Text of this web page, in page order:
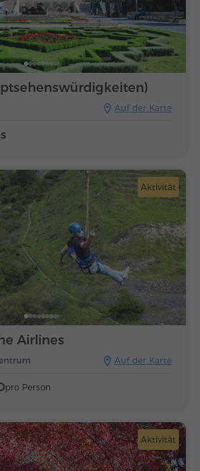
Auf der Karte
Aktivität
Auf der Karte
Airlines
pro Person
Aktivität